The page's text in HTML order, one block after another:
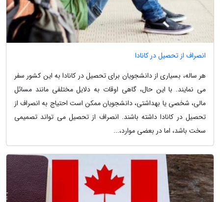
انصراف از تحصیل در کانادا
هر ساله، بسیاری از دانشجویان برای تحصیل در کانادا به این کشور سفر
می نمایند. با این حال، گاهی اوقات به دلایل مختلفی مانند مسائل
مالی، شخصی یا بهداشتی، دانشجویان ممکن است احتیاج به انصراف از
تحصیل در کانادا داشته باشند. انصراف از تحصیل می تواند تصمیمی
سخت باشد، اما در بعضی موارد،...